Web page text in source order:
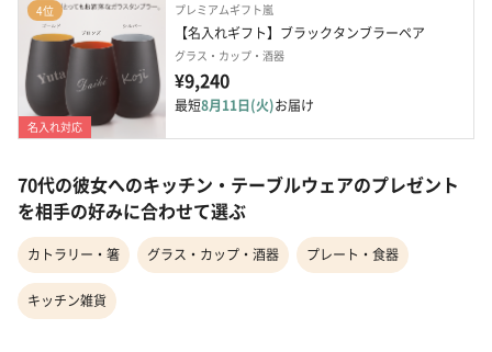
4位
名入れ対応
プレミアムギフト嵐
【名入れギフト】ブラックタンブラーペア
グラス・カップ・酒器
¥9,240
最短8月11日(火)お届け
70代の彼女へのキッチン・テーブルウェアのプレゼント
を相手の好みに合わせて選ぶ
カトラリー・箸 グラス・カップ・酒器 プレート・食器
キッチン雑貨